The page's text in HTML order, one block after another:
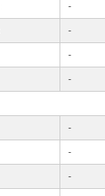
-
-
-
-
-
-
-